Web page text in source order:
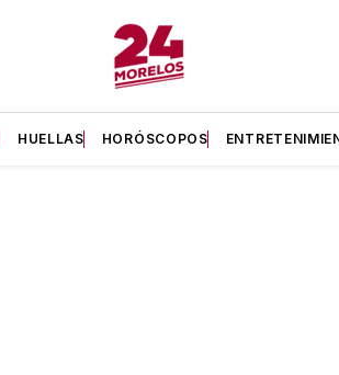
HUELLAS HORÓSCOPOS